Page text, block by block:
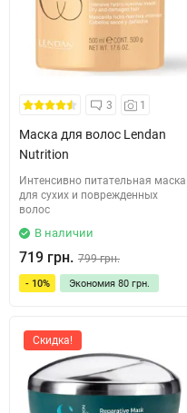
3 1
Маска для волос Lendan
Nutrition
Интенсивно питательная маска
для сухих и поврежденных
волос
В наличии
719 грн. 799 грн.
- 10% Экономия 80 грн.
Скидка!